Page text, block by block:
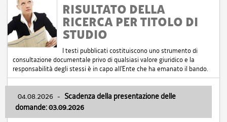
RISULTATO DELLA
RICERCA PER TITOLO DI
STUDIO
I testi pubblicati costituiscono uno strumento di
consultazione documentale privo di qualsiasi valore giuridico e la
responsabilità degli stessi è in capo all'Ente che ha emanato il bando.
04.08.2026 - Scadenza della presentazione delle
domande: 03.09.2026